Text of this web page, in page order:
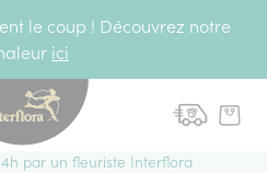
le coup ! Découvrez notre
ici
par un fleuriste Interflora